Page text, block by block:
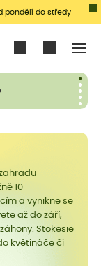
pondělí do středy
10
a vynikne se
až do září,
Stokesie
květináče či